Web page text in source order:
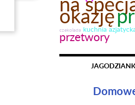
okazję
czekolada kuchnia
przetwory